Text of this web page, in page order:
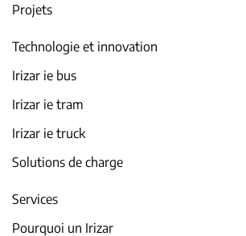
Projets
Technologie et innovation
Irizar ie bus
Irizar ie tram
Irizar ie truck
Solutions de charge
Services
Pourquoi un Irizar